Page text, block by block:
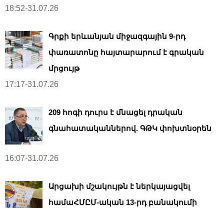
18:52-31.07.26
Գրքի երևանյան միջազգային 9-րդ
փառատոնը հայտարարում է գրական
մրցույթ
17:17-31.07.26
209 հոգի դուրս է մնացել դրական
գնահատականներով. ԳԹԿ փոխտնօրեն
16:07-31.07.26
Արցախի մշակույթն է ներկայացվել
համաՀՄԸՄ-ական 13-րդ բանակումի